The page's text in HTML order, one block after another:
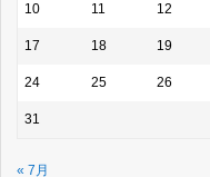
10 11 12
17 18 19
24 25 26
31
« 7月